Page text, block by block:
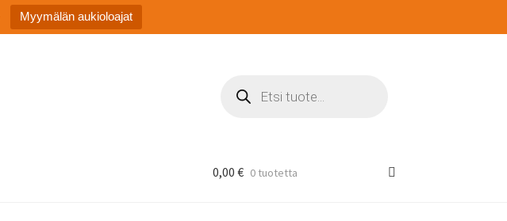
Myymälän aukioloajat
search
0,00 € 0 tuotetta